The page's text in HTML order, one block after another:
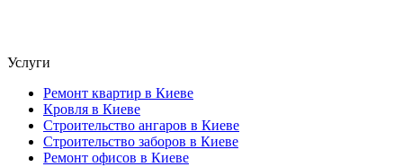
Услуги
Ремонт квартир в Киеве
Кровля в Киеве
Строительство ангаров в Киеве
Строительство заборов в Киеве
Ремонт офисов в Киеве